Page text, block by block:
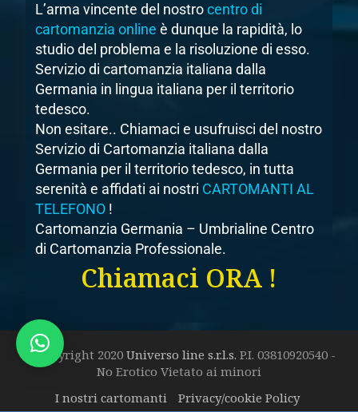
L’arma vincente del nostrocentro di
cartomanzia online è dunque la rapidità, lo
studio del problema e la risoluzione di esso.
Servizio di cartomanzia italiana dalla
Germania in lingua italiana per il territorio
tedesco.
Non esitare.. Chiamaci e usufruisci del nostro
Servizio di Cartomanzia italiana dalla
Germania per il territorio tedesco, in tutta
serenità e affidati ai nostri CARTOMANTI AL
TELEFONO !
Cartomanzia Germania – Umbrialine Centro
di Cartomanzia Professionale.
Chiamaci ORA !
© Copyright 2020 Universo line s.r.l.s. P.I. 03810920540 -
No Erotico Vietato ai minori
I nostri cartomanti
Privacy/cookie Policy